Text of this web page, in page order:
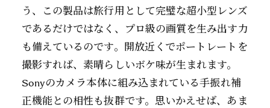
う、この製品は旅行用として完璧な超小型レンズ
であるだけではなく、プロ級の画質を生み出す力
も備えているのです。開放近くでポートレートを
撮影すれば、素晴らしいボケ味が生まれます。
Sonyのカメラ本体に組み込まれている手振れ補
正機能との相性も抜群です。思いかえせば、あま